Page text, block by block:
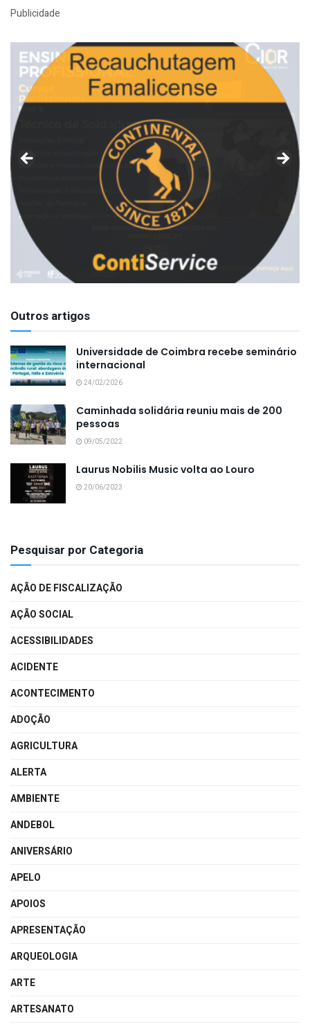
Publicidade
Outros artigos
Universidade de Coimbra recebe seminário
internacional
24/02/2026
Caminhada solidária reuniu mais de 200
pessoas
09/05/2022
Laurus Nobilis Music volta ao Louro
20/06/2023
Pesquisar por Categoria
AÇÃO DE FISCALIZAÇÃO
AÇÃO SOCIAL
ACESSIBILIDADES
ACIDENTE
ACONTECIMENTO
ADOÇÃO
AGRICULTURA
ALERTA
AMBIENTE
ANDEBOL
ANIVERSÁRIO
APELO
APOIOS
APRESENTAÇÃO
ARQUEOLOGIA
ARTE
ARTESANATO